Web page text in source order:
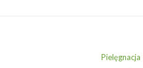
Pielęgnacja